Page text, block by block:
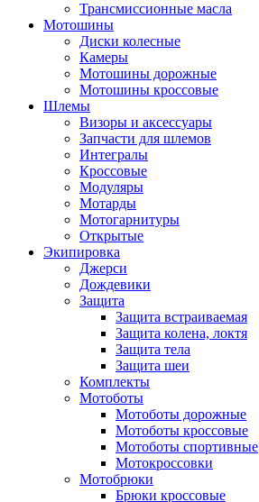
Трансмиссионные масла
Мотошины
Диски колесные
Камеры
Мотошины дорожные
Мотошины кроссовые
Шлемы
Визоры и аксессуары
Запчасти для шлемов
Интегралы
Кроссовые
Модуляры
Мотарды
Мотогарнитуры
Открытые
Экипировка
Джерси
Дождевики
Защита
Защита встраиваемая
Защита колена, локтя
Защита тела
Защита шеи
Комплекты
Мотоботы
Мотоботы дорожные
Мотоботы кроссовые
Мотоботы спортивные
Мотокроссовки
Мотобрюки
Брюки кроссовые